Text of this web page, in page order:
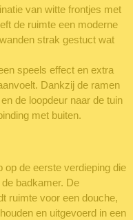
van witte frontjes met
de ruimte een moderne
strak gestuct wat
speels effect en extra
Dankzij de ramen
de loopdeur naar de tuin
met buiten.
op de eerste verdieping die
badkamer. De
ruimte voor een douche,
en uitgevoerd in een